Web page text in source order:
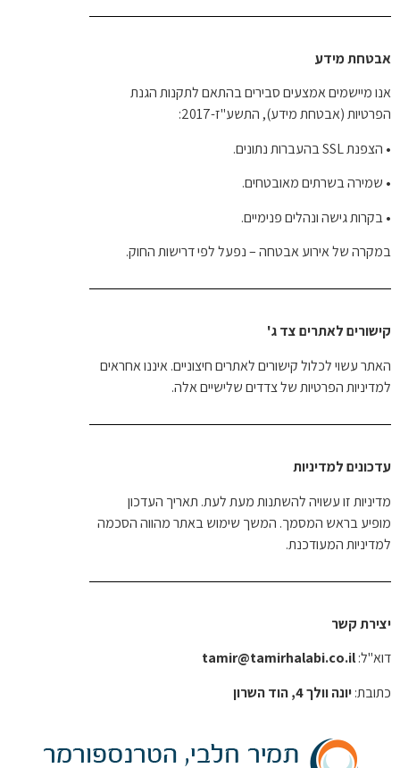
אבטחת מידע
אנו מיישמים אמצעים סבירים בהתאם לתקנות הגנת
הפרטיות (אבטחת מידע), התשע"ז-2017:
• הצפנת SSL בהעברות נתונים.
• שמירה בשרתים מאובטחים.
•בקרות גישה ונהלים פנימיים.
במקרה של אירוע אבטחה – נפעל לפי דרישות החוק.
קישורים לאתרים צד ג'
האתר עשוי לכלול קישורים לאתרים חיצוניים. איננו אחראים
למדיניות הפרטיות של צדדים שלישיים אלה.
עדכונים למדיניות
מדיניות זו עשויה להשתנות מעת לעת. תאריך העדכון
מופיע בראש המסמך. המשך שימוש באתר מהווה הסכמה
למדיניות המעודכנת.
יצירת קשר
דוא"ל:tamir@tamirhalabi.co.il
כתובת:יונה וולך 4, הוד השרון